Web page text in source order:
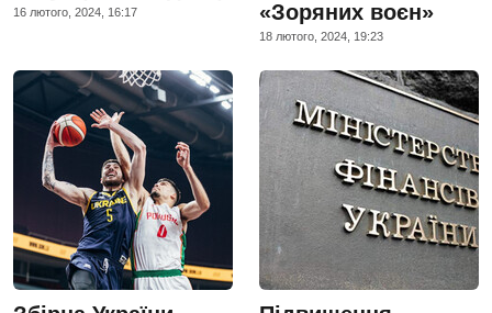
16 лютого, 2024, 16:17
«Зоряних воєн»
18 лютого, 2024, 19:23